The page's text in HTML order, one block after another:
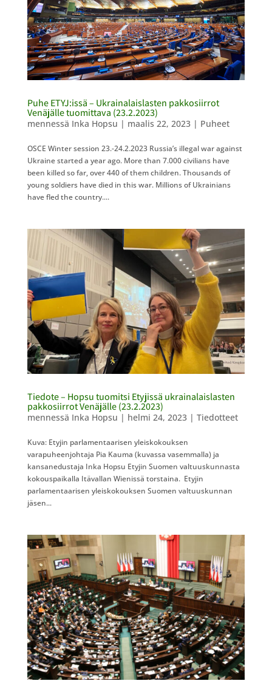
Puhe ETYJ:issä – Ukrainalaislasten pakkosiirrot
Venäjälle tuomittava (23.2.2023)
mennessä Inka Hopsu | maalis 22, 2023| Puheet
OSCE Winter session 23.-24.2.2023 Russia’s illegal war against
Ukraine started a year ago. More than 7.000 civilians have
been killed so far, over 440 of them children. Thousands of
young soldiers have died in this war. Millions of Ukrainians
have fled the country....
Tiedote – Hopsu tuomitsi Etyjissä ukrainalaislasten
pakkosiirrot Venäjälle (23.2.2023)
mennessä Inka Hopsu | helmi 24, 2023| Tiedotteet
​Kuva: Etyjin parlamentaarisen yleiskokouksen
varapuheenjohtaja Pia Kauma (kuvassa vasemmalla) ja
kansanedustaja Inka Hopsu Etyjin Suomen valtuuskunnasta
kokouspaikalla Itävallan Wienissä torstaina. ​Etyjin
parlamentaarisen yleiskokouksen Suomen valtuuskunnan
jäsen...